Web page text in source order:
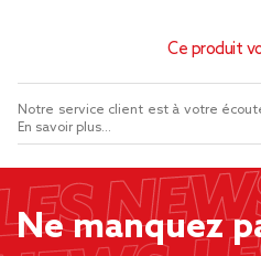
Ce produit
Notre service client est à votre
En savoir plus...
Ne manquez